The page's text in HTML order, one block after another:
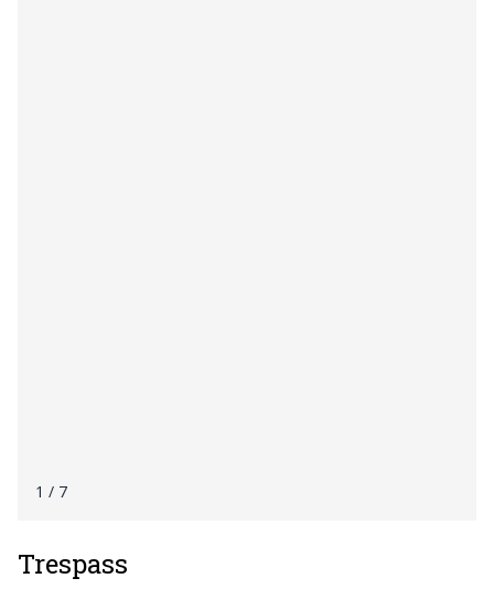
1 / 7
Trespass